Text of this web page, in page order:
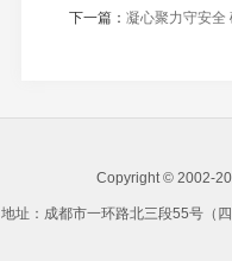
下一篇： 凝心聚力守安
Copyright © 2002-
地址：成都市一环路北三段55号（